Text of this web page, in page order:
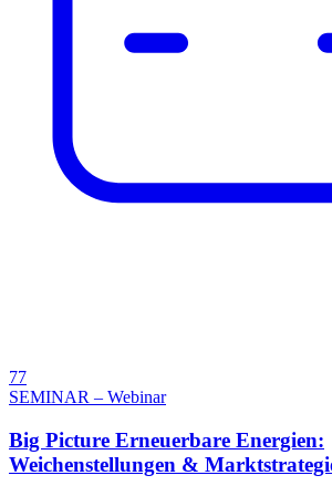
77
SEMINAR – Webinar
Big Picture Erneuerbare Energien:
Weichenstellungen &